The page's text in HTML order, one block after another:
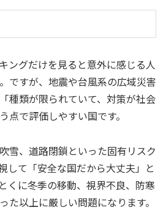
ングだけを見ると意外に感じる人
ですが、地震や台風系の広域災害
種類が限られていて、対策が社会
点で評価しやすい国です。
雪、道路閉鎖といった固有リスク
して「安全な国だから大丈夫」と
くに冬季の移動、視界不良、防寒
た以上に厳しい問題になります。